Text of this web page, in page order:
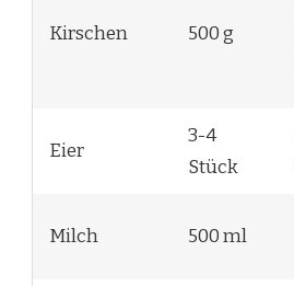
Kirschen 500 g
Eier
3-4
Stück
Milch 500 ml